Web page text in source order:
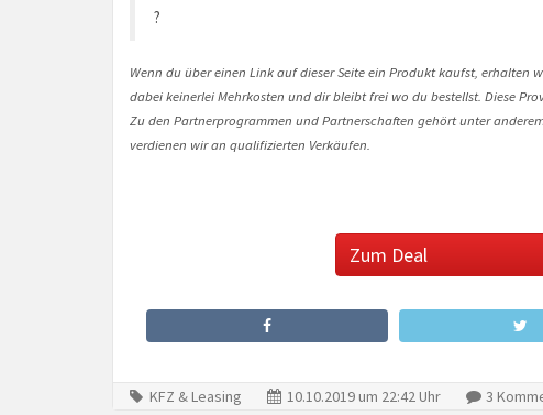
?
Wenn du über einen Link auf dieser Seite ein Produkt kaufst, erhalten
dabei keinerlei Mehrkosten und dir bleibt frei wo du bestellst. Diese
Zu den Partnerprogrammen und Partnerschaften gehört unter
verdienen wir an qualifizierten Verkäufen.
Zum Deal
KFZ & Leasing 10.10.2019 um 22:42 Uhr 3